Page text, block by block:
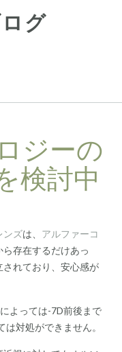
グ
ジーの
検討中
ンズは、 アルファーコ
ら存在するだけあっ
れており、安心感が
よっては-7D前後まで
対処ができません。